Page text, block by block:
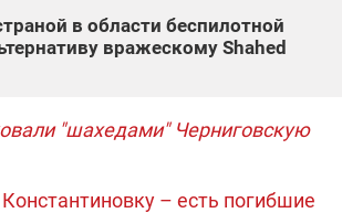
в области беспилотной
вражескому Shahed
"шахедами" Черниговскую
– есть погибшие